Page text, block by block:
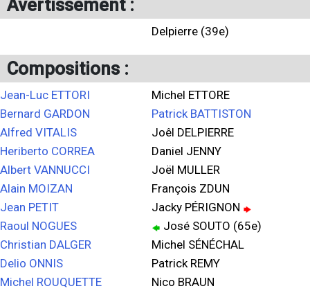
Avertissement :
Delpierre (39e)
Compositions :
Jean-Luc ETTORI
Bernard GARDON
Alfred VITALIS
Heriberto CORREA
Albert VANNUCCI
Alain MOIZAN
Jean PETIT
Raoul NOGUES
Christian DALGER
Delio ONNIS
Michel ROUQUETTE
Michel ETTORE
Patrick BATTISTON
Joêl DELPIERRE
Daniel JENNY
Joël MULLER
François ZDUN
Jacky PÉRIGNON
José SOUTO (65e)
Michel SÉNÉCHAL
Patrick REMY
Nico BRAUN